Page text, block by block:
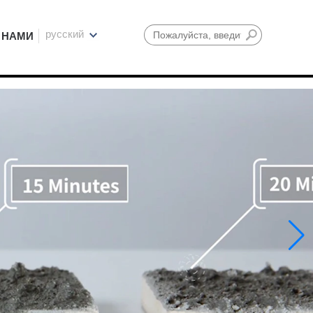
НАМИ Поиск
русский